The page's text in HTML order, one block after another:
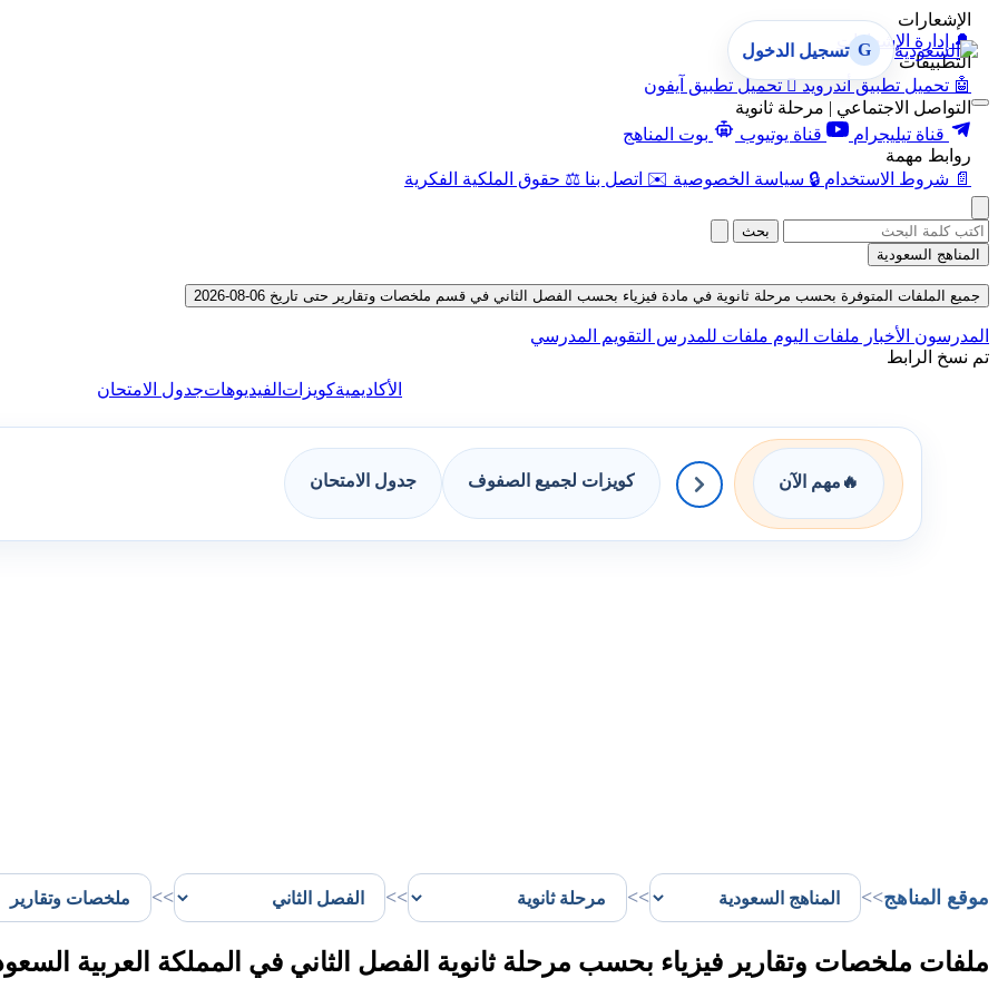
الإشعارات
🔔 إدارة الإشعارات
التطبيقات
🤖 تحميل تطبيق أندرويد  تحميل تطبيق آيفون
التواصل الاجتماعي | مرحلة ثانوية
قناة تيليجرام
قناة يوتيوب
بوت المناهج
روابط مهمة
📄 شروط الاستخدام 🔒 سياسة الخصوصية ✉️ اتصل بنا ⚖️ حقوق الملكية الفكرية
G تسجيل الدخول
بحث
المناهج السعودية
جميع الملفات المتوفرة بحسب مرحلة ثانوية في مادة فيزياء بحسب الفصل الثاني في قسم ملخصات وتقارير حتى تاريخ 06-08-2026
المدرسون الأخبار ملفات اليوم ملفات للمدرس التقويم المدرسي
تم نسخ الرابط
الأكاديميةكويزات الفيديوهاتجدول الامتحان
🔥 مهم الآن كويزات لجميع الصفوف جدول الامتحان
موقع المناهج>>
>>
>>
>>
ملفات ملخصات وتقارير فيزياء بحسب مرحلة ثانوية الفصل الثاني في المملكة العربية